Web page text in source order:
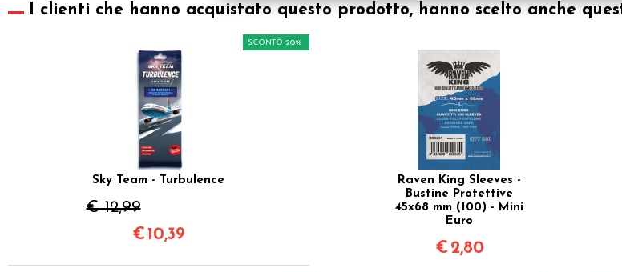
I clienti che hanno acquistato questo prodotto, hanno scelto anche
Sky Team - Turbulence
€ 12,99
SCONTO 20%
€ 10,39
Raven King Sleeves -
Bustine Protettive
45x68 mm (100) - Mini
Euro
€ 2,80